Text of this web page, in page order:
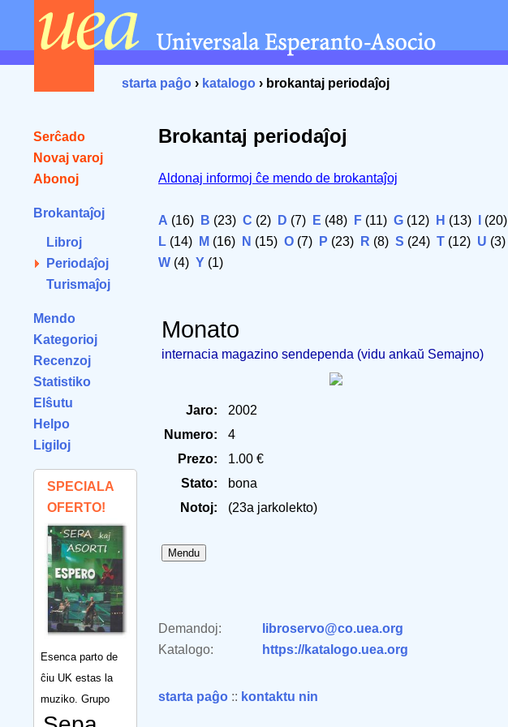
starta paĝo › katalogo › brokantaj periodaĵoj
Serĉado
Novaj varoj
Abonoj
Brokantaĵoj
Libroj
Periodaĵoj
Turismaĵoj
Mendo
Kategorioj
Recenzoj
Statistiko
Elŝutu
Helpo
Ligiloj
SPECIALA
OFERTO!
Esenca parto de
ĉiu UK estas la
muziko. Grupo
Brokantaj periodaĵoj
Aldonaj informoj ĉe mendo de brokantaĵoj
A (16) B (23) C (2) D (7) E (48) F (11) G (12) H (13) (20)
L (14) M (16) N (15) O (7) P (23) R (8) S (24) T (12) U (3)
W (4) Y (1)
Monato
internacia magazino sendependa (vidu ankaŭ Semajno)
Jaro:
2002
Numero:
4
Prezo:
1.00 €
Stato:
bona
Notoj:
(23a jarkolekto)
Demandoj:
libroservo@co.uea.org
Katalogo:
https://katalogo.uea.org
starta paĝo :: kontaktu nin